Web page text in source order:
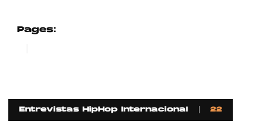
Pages:
Entrevistas HipHop Internacional 22